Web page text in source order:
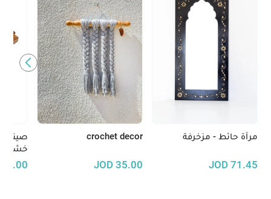
مرآة حائط - مزخرفة
71.45
JOD
crochet decor
35.00
JOD
خشب
30.00